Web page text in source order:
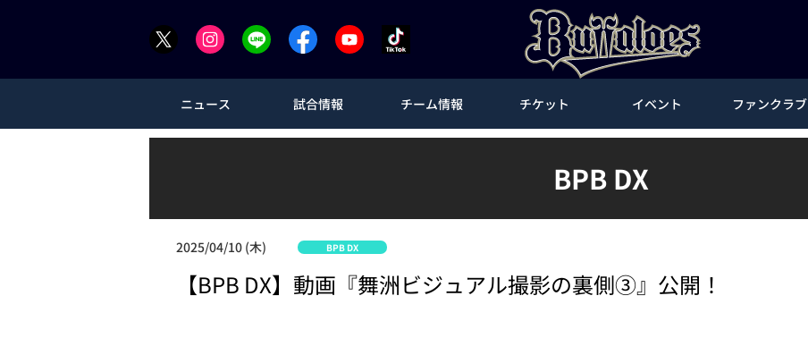
ニュース 試合情報 チーム情報 チケット イベント ファンクラブ
BPB DX
2025/04/10 (木) BPB DX
【BPB DX】動画『舞洲ビジュアル撮影の裏側③』公開！